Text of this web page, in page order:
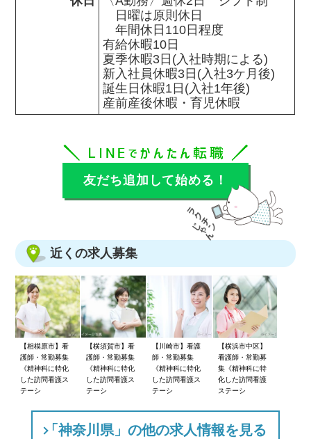
日曜は原則休日
年間休日110日程度
有給休暇10日
夏季休暇3日(入社時期による)
新入社員休暇3日(入社3ケ月後)
誕生日休暇1日(入社1年後)
産前産後休暇・育児休暇
友だち追加して始める！
近くの求人募集
【相模原市】看
護師・常勤募集
《精神科に特化
した訪問看護ス
テーシ
【横須賀市】看
護師・常勤募集
《精神科に特化
した訪問看護ス
テーシ
【川崎市】看護
師・常勤募集
《精神科に特化
した訪問看護ス
テーシ
【横浜市中区】
看護師・常勤募
集《精神科に特
化した訪問看護
ステーシ
「神奈川県」の他の求人情報を見る